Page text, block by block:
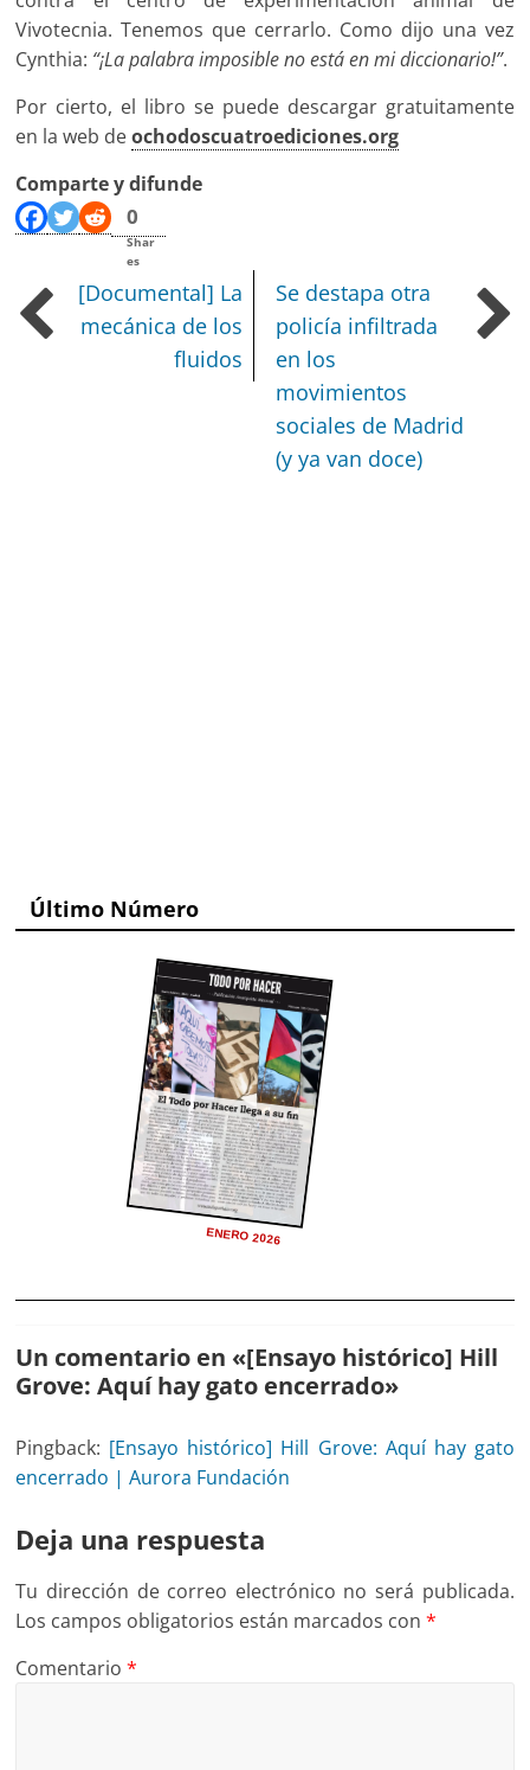
Vivotecnia. Tenemos que cerrarlo. Como dijo una vez
Cynthia: “¡La palabra imposible no está en mi diccionario!”.
Por cierto, el libro se puede descargar gratuitamente
en la web deochodoscuatroediciones.org
Comparte y difunde
0
Shar
es
[Documental] La
mecánica de los
fluidos
Se destapa otra
policía infiltrada
en los
movimientos
sociales de Madrid
(y ya van doce)
Último Número
ENERO 2026
Un comentario en «[Ensayo histórico] Hill
Grove: Aquí hay gato encerrado»
Pingback: [Ensayo histórico] Hill Grove: Aquí hay gato
encerrado | Aurora Fundación
Deja una respuesta
Tu dirección de correo electrónico no será publicada.
Los campos obligatorios están marcados con*
Comentario*